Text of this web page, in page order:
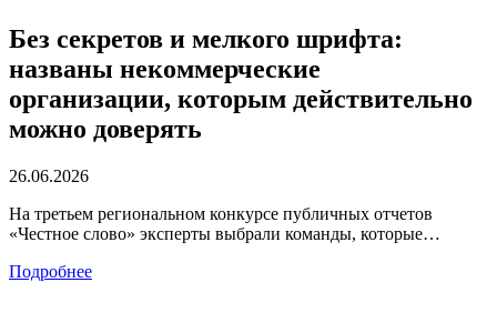
Без секретов и мелкого шрифта:
названы некоммерческие
организации, которым действительно
можно доверять
26.06.2026
На третьем региональном конкурсе публичных отчетов
«Честное слово» эксперты выбрали команды, которые…
Подробнее